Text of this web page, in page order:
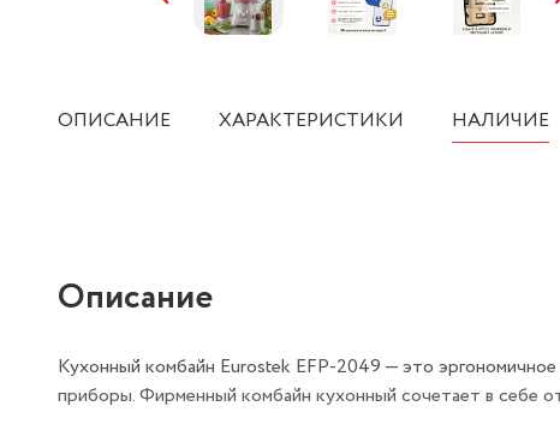
ОПИСАНИЕ ХАРАКТЕРИСТИКИ НАЛИЧИЕ
Описание
Кухонный комбайн Eurostek EFP-2049 — это
приборы. Фирменный комбайн кухонный сочетает в себе